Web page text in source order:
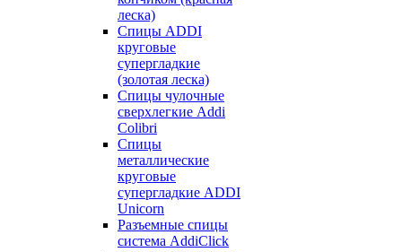
леска)
Спицы ADDI
круговые
супергладкие
(золотая леска)
Спицы чулочные
сверхлегкие Addi
Colibri
Спицы
металлические
круговые
супергладкие ADDI
Unicorn
Разъемные спицы
система AddiClick